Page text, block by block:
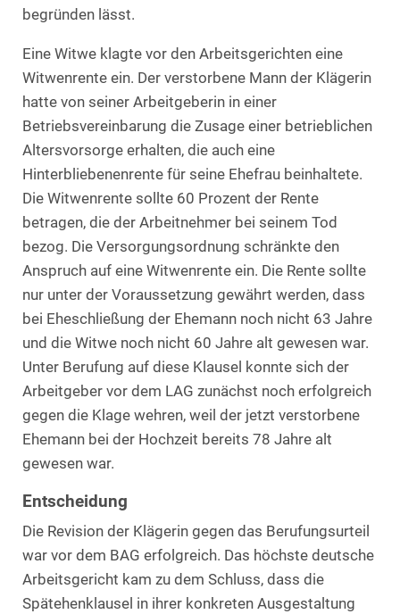
begründen lässt.
Eine Witwe klagte vor den Arbeitsgerichten eine
Witwenrente ein. Der verstorbene Mann der Klägerin
hatte von seiner Arbeitgeberin in einer
Betriebsvereinbarung die Zusage einer betrieblichen
Altersvorsorge erhalten, die auch eine
Hinterbliebenenrente für seine Ehefrau beinhaltete.
Die Witwenrente sollte 60 Prozent der Rente
betragen, die der Arbeitnehmer bei seinem Tod
bezog. Die Versorgungsordnung schränkte den
Anspruch auf eine Witwenrente ein. Die Rente sollte
nur unter der Voraussetzung gewährt werden, dass
bei Eheschließung der Ehemann noch nicht 63 Jahre
und die Witwe noch nicht 60 Jahre alt gewesen war.
Unter Berufung auf diese Klausel konnte sich der
Arbeitgeber vor dem LAG zunächst noch erfolgreich
gegen die Klage wehren, weil der jetzt verstorbene
Ehemann bei der Hochzeit bereits 78 Jahre alt
gewesen war.
Entscheidung
Die Revision der Klägerin gegen das Berufungsurteil
war vor dem BAG erfolgreich. Das höchste deutsche
Arbeitsgericht kam zu dem Schluss, dass die
Spätehenklausel in ihrer konkreten Ausgestaltung